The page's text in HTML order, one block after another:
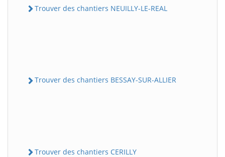
Trouver des chantiers NEUILLY-LE-REAL
Trouver des chantiers BESSAY-SUR-ALLIER
Trouver des chantiers CERILLY